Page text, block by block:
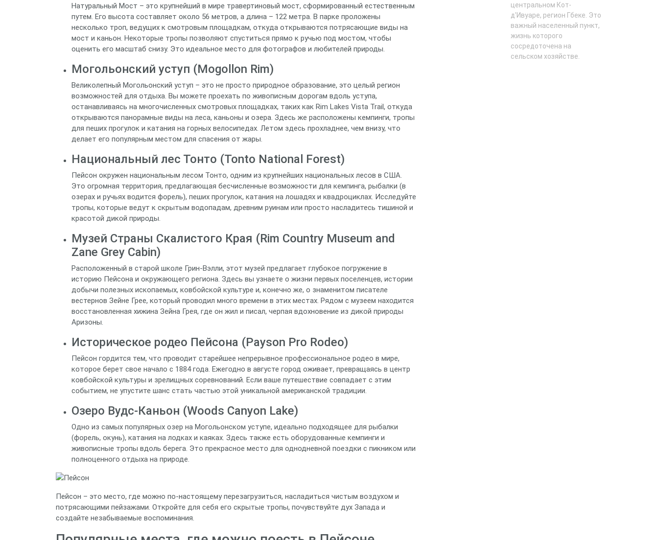
Натуральный Мост – это крупнейший в мире травертиновый мост, сформированный естественным
путем. Его высота составляет около 56 метров, а длина – 122 метра. В парке проложены
несколько троп, ведущих к смотровым площадкам, откуда открываются потрясающие виды на
мост и каньон. Некоторые тропы позволяют спуститься прямо к ручью под мостом, чтобы
оценить его масштаб снизу. Это идеальное место для фотографов и любителей природы.
Могольонский уступ (Mogollon Rim)
Великолепный Могольонский уступ – это не просто природное образование, это целый регион
возможностей для отдыха. Вы можете проехать по живописным дорогам вдоль уступа,
останавливаясь на многочисленных смотровых площадках, таких как Rim Lakes Vista Trail, откуда
открываются панорамные виды на леса, каньоны и озера. Здесь же расположены кемпинги, тропы
для пеших прогулок и катания на горных велосипедах. Летом здесь прохладнее, чем внизу, что
делает его популярным местом для спасения от жары.
Национальный лес Тонто (Tonto National Forest)
Пейсон окружен национальным лесом Тонто, одним из крупнейших национальных лесов в США.
Это огромная территория, предлагающая бесчисленные возможности для кемпинга, рыбалки (в
озерах и ручьях водится форель), пеших прогулок, катания на лошадях и квадроциклах. Исследуйте
тропы, которые ведут к скрытым водопадам, древним руинам или просто насладитесь тишиной и
красотой дикой природы.
Музей Страны Скалистого Края (Rim Country Museum and
Zane Grey Cabin)
Расположенный в старой школе Грин-Вэлли, этот музей предлагает глубокое погружение в
историю Пейсона и окружающего региона. Здесь вы узнаете о жизни первых поселенцев, истории
добычи полезных ископаемых, ковбойской культуре и, конечно же, о знаменитом писателе
вестернов Зейне Грее, который проводил много времени в этих местах. Рядом с музеем находится
восстановленная хижина Зейна Грея, где он жил и писал, черпая вдохновение из дикой природы
Аризоны.
Историческое родео Пейсона (Payson Pro Rodeo)
Пейсон гордится тем, что проводит старейшее непрерывное профессиональное родео в мире,
которое берет свое начало с 1884 года. Ежегодно в августе город оживает, превращаясь в центр
ковбойской культуры и зрелищных соревнований. Если ваше путешествие совпадает с этим
событием, не упустите шанс стать частью этой уникальной американской традиции.
Озеро Вудс-Каньон (Woods Canyon Lake)
Одно из самых популярных озер на Могольонском уступе, идеально подходящее для рыбалки
(форель, окунь), катания на лодках и каяках. Здесь также есть оборудованные кемпинги и
живописные тропы вдоль берега. Это прекрасное место для однодневной поездки с пикником или
полноценного отдыха на природе.
Пейсон – это место, где можно по-настоящему перезагрузиться, насладиться чистым воздухом и
потрясающими пейзажами. Откройте для себя его скрытые тропы, почувствуйте дух Запада и
создайте незабываемые воспоминания.
центральном Кот-
д'Ивуаре, регион Гбеке. Это
важный населенный пункт,
жизнь которого
сосредоточена на
сельском хозяйстве.